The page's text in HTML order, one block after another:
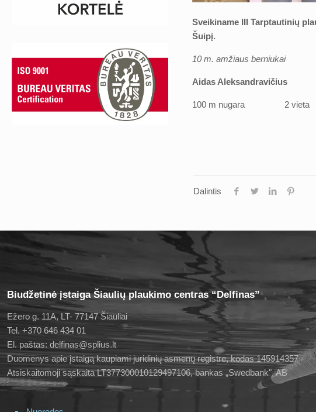
Sveikiname III Tarptautinių
Šuipį.
10 m. amžiaus berniukai
Aidas Aleksandravičius
100 m
Dalintis
Biudžetinė įstaiga Šiaulių plaukimo centras “Delfinas”
Ežero g. 11A, LT- 77147 Šiauliai
Tel. +370 646 434 01
El. paštas: delfinas@splius.lt
Duomenys apie įstaigą kaupiami juridinių asmenų registre, kodas 145914357
Atsiskaitomoji sąskaita LT377300010129497106, bankas „Swedbank", AB